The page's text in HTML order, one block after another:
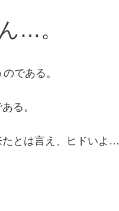
…。
である。
る。
たとは言え、ヒドいよ…